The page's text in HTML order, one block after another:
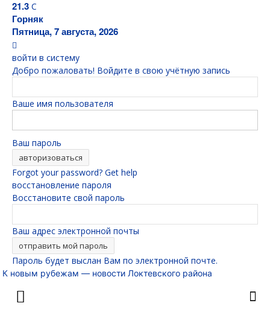
21.3 C
Горняк
Пятница, 7 августа, 2026
войти в систему
Добро пожаловать! Войдите в свою учётную запись
Ваше имя пользователя
Ваш пароль
Forgot your password? Get help
восстановление пароля
Восстановите свой пароль
Ваш адрес электронной почты
Пароль будет выслан Вам по электронной почте.
К новым рубежам — новости Локтевского района